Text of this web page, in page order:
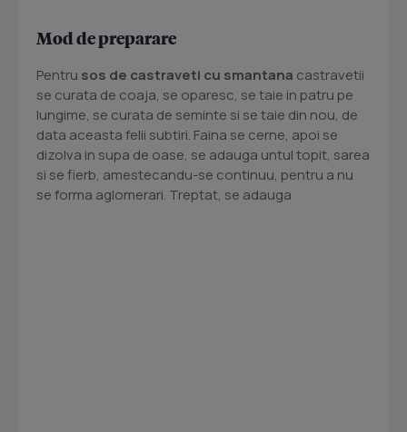
Mod de preparare
Pentru sos de castraveti cu smantana castravetii
se curata de coaja, se oparesc, se taie in patru pe
lungime, se curata de seminte si se taie din nou, de
data aceasta felii subtiri. Faina se cerne, apoi se
dizolva in supa de oase, se adauga untul topit, sarea
si se fierb, amestecandu-se continuu, pentru a nu
se forma aglomerari. Treptat, se adauga